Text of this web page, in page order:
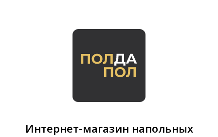
Интернет-магазин напольных